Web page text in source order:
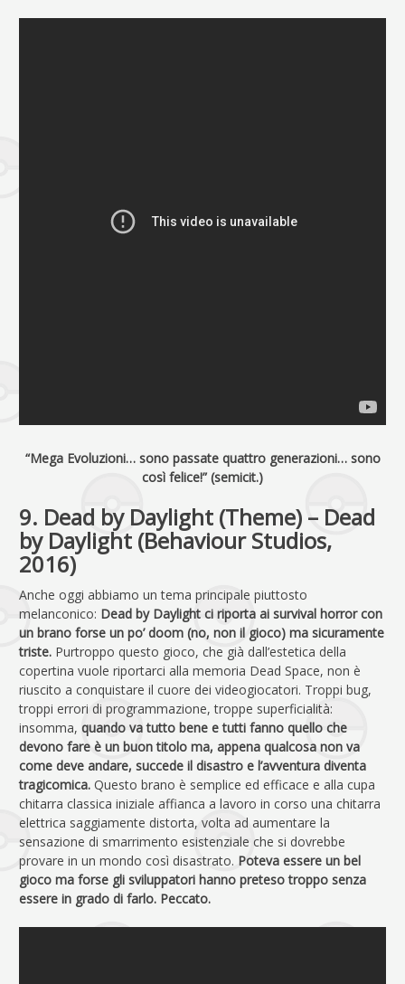
“Mega Evoluzioni… sono passate quattro generazioni… sono
così felice!” (semicit.)
9. Dead by Daylight (Theme) – Dead
by Daylight (Behaviour Studios,
2016)
Anche oggi abbiamo un tema principale piuttosto
melanconico: Dead by Daylight ci riporta ai survival horror con
un brano forse un po’ doom (no, non il gioco) ma sicuramente
triste. Purtroppo questo gioco, che già dall’estetica della
copertina vuole riportarci alla memoria Dead Space, non è
riuscito a conquistare il cuore dei videogiocatori. Troppi bug,
troppi errori di programmazione, troppe superficialità:
insomma, quando va tutto bene e tutti fanno quello che
devono fare è un buon titolo ma, appena qualcosa non va
come deve andare, succede il disastro e l’avventura diventa
tragicomica. Questo brano è semplice ed efficace e alla cupa
chitarra classica iniziale affianca a lavoro in corso una chitarra
elettrica saggiamente distorta, volta ad aumentare la
sensazione di smarrimento esistenziale che si dovrebbe
provare in un mondo così disastrato. Poteva essere un bel
gioco ma forse gli sviluppatori hanno preteso troppo senza
essere in grado di farlo. Peccato.